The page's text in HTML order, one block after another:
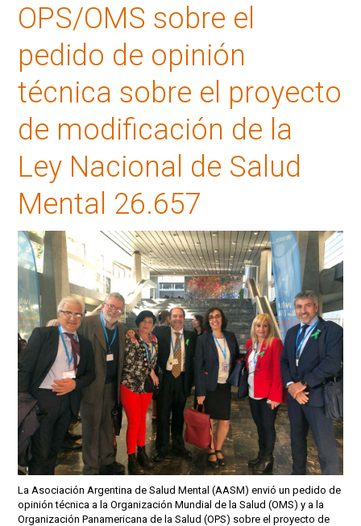
OPS/OMS sobre el
pedido de opinión
técnica sobre el proyecto
de modificación de la
Ley Nacional de Salud
Mental 26.657
La Asociación Argentina de Salud Mental (AASM) envió un pedido de
opinión técnica a la Organización Mundial de la Salud (OMS) y a la
Organización Panamericana de la Salud (OPS) sobre el proyecto de